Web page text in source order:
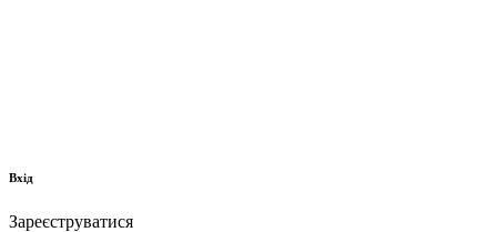
Вхід
Зареєструватися